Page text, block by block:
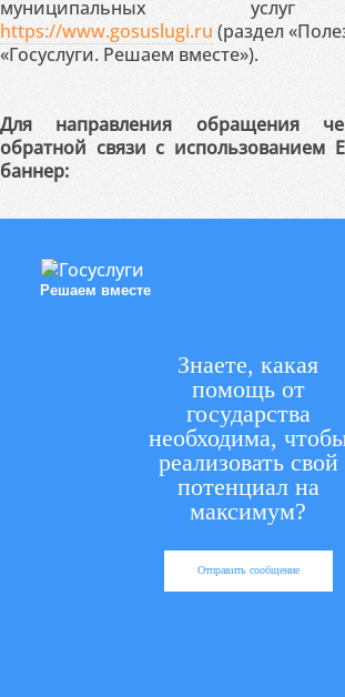
муниципальных услуг
https://www.gosuslugi.ru (раздел
«Госуслуги. Решаем вместе»).
Для направления обращения
обратной связи с использованием
баннер:
Решаем вместе
Знаете, какая
помощь от
государства
необходима,
реализовать свой
потенциал на
максимум?
Отправить сообщение